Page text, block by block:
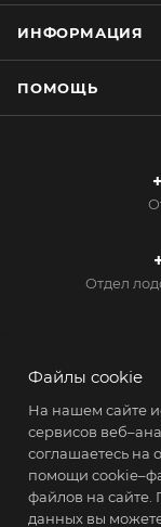
ИНФОРМАЦИЯ
ПОМОЩЬ
Отдел
Файлы cookie
На нашем сайте
сервисов
соглашаетесь на
помощи
файлов на сайте
данных вы